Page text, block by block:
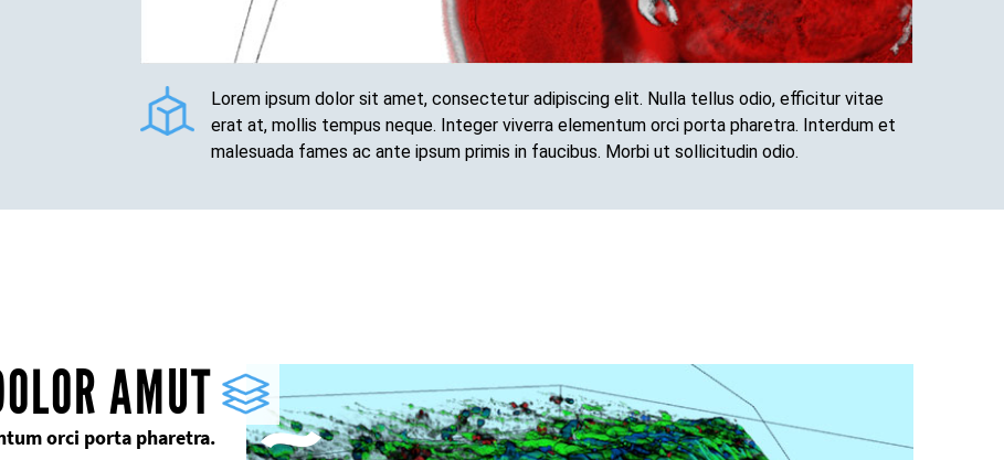
Lorem ipsum dolor sit amet, consectetur adipiscing elit. Nulla tellus odio, efficitur vitae
erat at, mollis tempus neque. Integer viverra elementum orci porta pharetra. Interdum et
malesuada fames ac ante ipsum primis in faucibus. Morbi ut sollicitudin odio.
AMUT
orci porta pharetra.